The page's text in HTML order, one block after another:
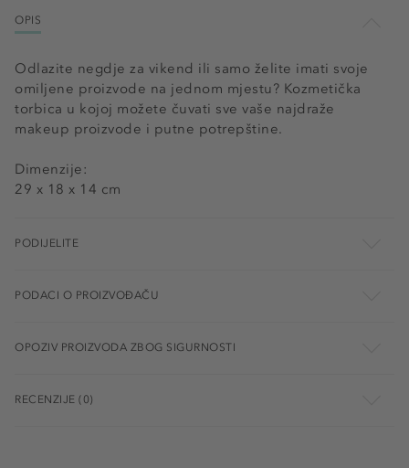
OPIS
Odlazite negdje za vikend ili samo želite imati svoje
omiljene proizvode na jednom mjestu? Kozmetička
torbica u kojoj možete čuvati sve vaše najdraže
makeup proizvode i putne potrepštine.
Dimenzije:
29 x 18 x 14 cm
PODIJELITE
PODACI O PROIZVOĐAČU
OPOZIV PROIZVODA ZBOG SIGURNOSTI
RECENZIJE (0)